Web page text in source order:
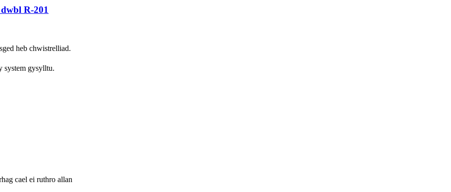
R-201
heb chwistrelliad.
system gysylltu.
cael ei ruthro allan